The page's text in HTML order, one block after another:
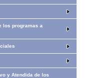
los programas a
y Atendida de los